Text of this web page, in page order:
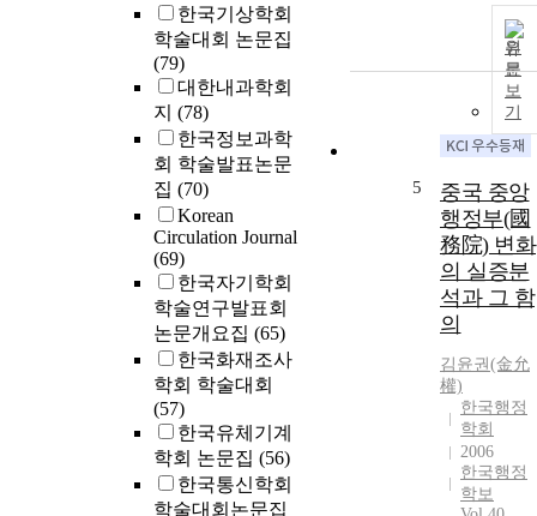
한국기상학회
학술대회 논문집
(79)
대한내과학회
지 (78)
한국정보과학
회 학술발표논문
집 (70)
Korean
Circulation Journal
(69)
한국자기학회
학술연구발표회
논문개요집 (65)
한국화재조사
학회 학술대회
(57)
한국유체기계
학회 논문집 (56)
한국통신학회
학술대회논문집
원
문
보
기
5
중국 중앙
행정부(國
務院) 변화
의 실증분
석과 그 함
의
김윤권(金允
權)
한국행정
학회
2006
한국행정
학보